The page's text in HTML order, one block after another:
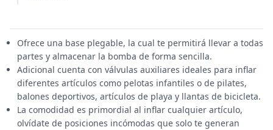
Ofrece una base plegable, la cual te permitirá llevar a todas
partes y almacenar la bomba de forma sencilla.
Adicional cuenta con válvulas auxiliares ideales para inflar
diferentes artículos como pelotas infantiles o de pilates,
balones deportivos, artículos de playa y llantas de bicicleta.
La comodidad es primordial al inflar cualquier artículo,
olvídate de posiciones incómodas que solo te generan